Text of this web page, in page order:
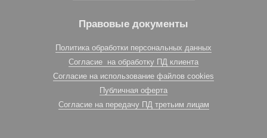
Правовые документы
Политика обработки персональных данных
Согласие на обработку ПД клиента
Согласие на использование файлов cookies
Публичная оферта
Согласие на передачу ПД третьим лицам